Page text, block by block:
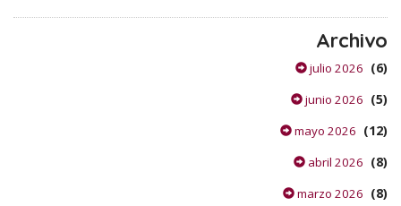
Archivo
julio 2026 (6)
junio 2026 (5)
mayo 2026 (12)
abril 2026 (8)
marzo 2026 (8)